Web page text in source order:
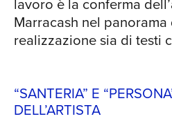
Tanto che la rivista
l’ha incluso tra i 20
italiani del 2021. “Noi,
certificazioni di Platino e
2022 per miglior disco in
lavoro è la conferma
Marracash nel
realizzazione sia di testi
“SANTERIA” E
DELL’ARTISTA